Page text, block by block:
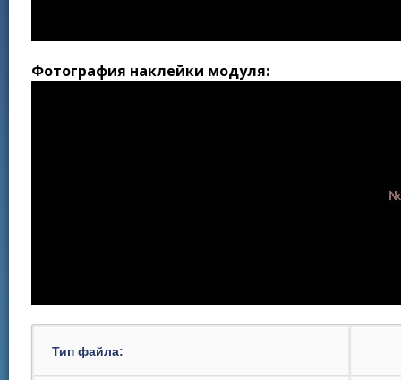
Фотография наклейки модуля:
Тип файла: